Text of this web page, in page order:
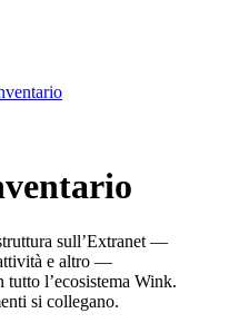
sull’Extranet —
e altro —
l’ecosistema Wink.
si collegano.